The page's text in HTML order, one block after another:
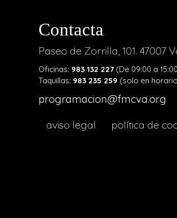
Contacta
Paseo de Zorrilla, 101. 47007
Oficinas: 983 132 227 (De 09:00 a
Taquillas: 983 235 259 (solo en
programacion@fmcva.org
menuaviso legal política de